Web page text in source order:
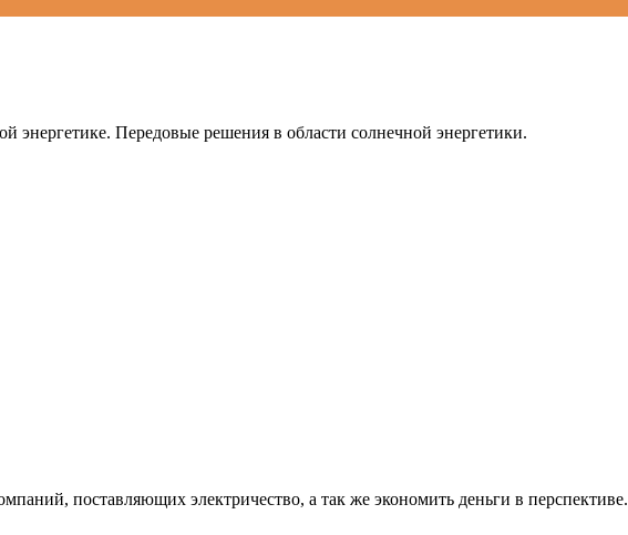
Передовые решения в области солнечной энергетики.
поставляющих электричество, а так же экономить деньги в перспективе.